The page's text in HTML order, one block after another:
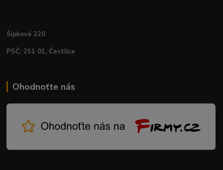
Šípková 220
PSČ: 251 01, Čestlice
Ohodnoťte nás